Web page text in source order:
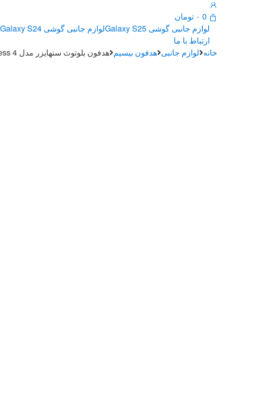
0 ۰ تومان
لوازم جانبی گوشی Galaxy S25
لوازم جانبی گوشی Galaxy S24
ارتباط با ما
خانه لوازم جانبی هدفون بیسیم هدفون بلوتوث سنهایزر مدل MOMENTUM True Wireless 4